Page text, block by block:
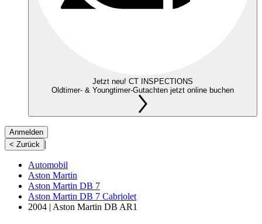
Jetzt neu! CT INSPECTIONS
Oldtimer- & Youngtimer-Gutachten jetzt online buchen
Anmelden
< Zurück |
Automobil
Aston Martin
Aston Martin DB 7
Aston Martin DB 7 Cabriolet
2004 | Aston Martin DB AR1